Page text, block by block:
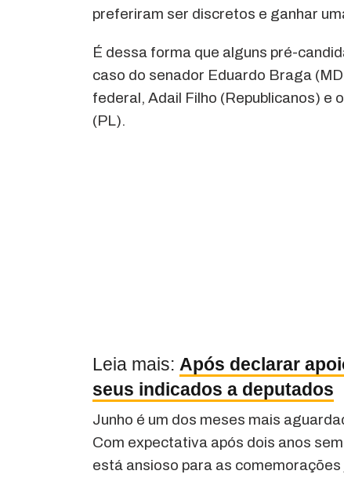
preferiram ser discretos e ganhar
É dessa forma que alguns pré-
caso do senador Eduardo Braga
federal, Adail Filho (Republicanos) e
(PL).
Leia mais: Após declarar
seus indicados a deputados
Junho é um dos meses mais
Com expectativa após dois anos
está ansioso para as